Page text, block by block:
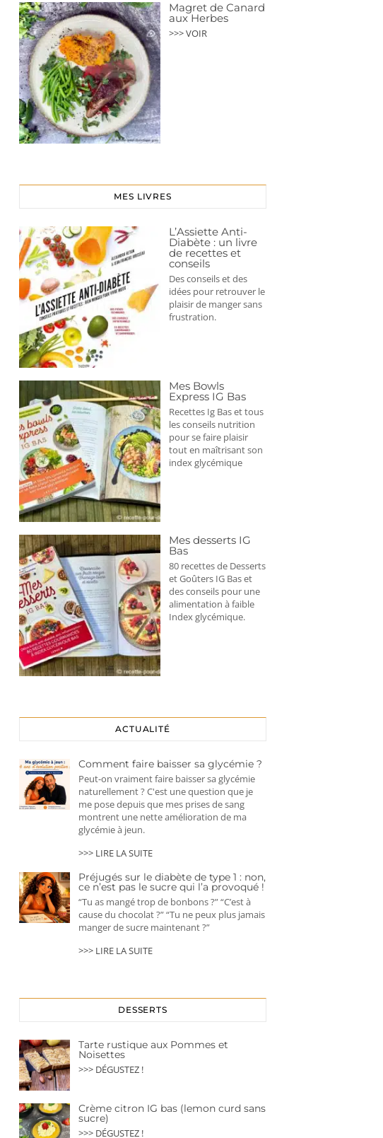
Magret de Canard
aux Herbes
>>> VOIR
MES LIVRES
L’Assiette Anti-
Diabète : un livre
de recettes et
conseils
Des conseils et des
idées pour retrouver le
plaisir de manger sans
frustration.
Mes Bowls
Express IG Bas
Recettes Ig Bas et tous
les conseils nutrition
pour se faire plaisir
tout en maîtrisant son
index glycémique
Mes desserts IG
Bas
80 recettes de Desserts
et Goûters IG Bas et
des conseils pour une
alimentation à faible
Index glycémique.
ACTUALITÉ
Comment faire baisser sa glycémie ?
Peut-on vraiment faire baisser sa glycémie
naturellement ? C'est une question que je
me pose depuis que mes prises de sang
montrent une nette amélioration de ma
glycémie à jeun.
>>> LIRE LA SUITE
Préjugés sur le diabète de type 1 : non,
ce n’est pas le sucre qui l’a provoqué !
“Tu as mangé trop de bonbons ?” “C’est à
cause du chocolat ?” “Tu ne peux plus jamais
manger de sucre maintenant ?”
>>> LIRE LA SUITE
DESSERTS
Tarte rustique aux Pommes et
Noisettes
>>> DÉGUSTEZ !
Crème citron IG bas (lemon curd sans
sucre)
>>> DÉGUSTEZ !